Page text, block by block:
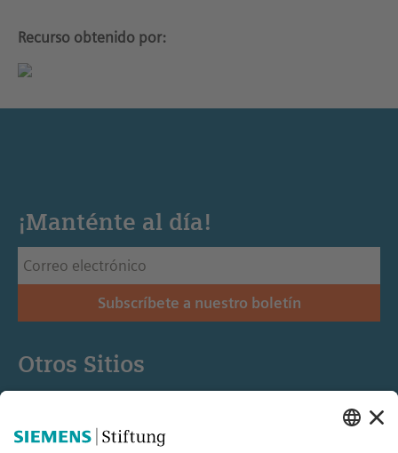
Recurso obtenido por:
¡Manténte al día!
Subscríbete a nuestro boletín
Otros Sitios